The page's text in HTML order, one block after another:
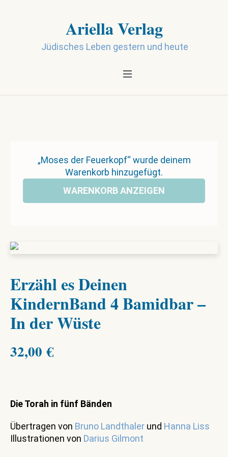
Ariella Verlag
Jüdisches Leben gestern und heute
„Moses der Feuerkopf“ wurde deinem
Warenkorb hinzugefügt.
WARENKORB ANZEIGEN
Erzähl es Deinen
KindernBand 4 Bamidbar –
In der Wüste
32,00 €
Die Torah in fünf Bänden
Übertragen von Bruno Landthaler und Hanna Liss
Illustrationen von Darius Gilmont